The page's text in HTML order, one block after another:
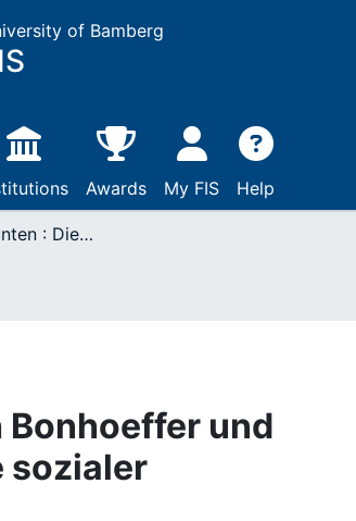
of Bamberg
Awards My FIS Help
Der Blick von unten : Dietrich Bonhoeffer und Eberhard Bethge als Anwälte sozialer Gerechtigkeit
Bonhoeffer und
sozialer